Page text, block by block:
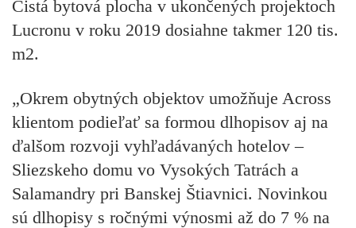
Čistá bytová plocha v ukončených projektoch
Lucronu v roku 2019 dosiahne takmer 120 tis.
m2.
„Okrem obytných objektov umožňuje Across
klientom podieľať sa formou dlhopisov aj na
ďalšom rozvoji vyhľadávaných hotelov –
Sliezskeho domu vo Vysokých Tatrách a
Salamandry pri Banskej Štiavnici. Novinkou
sú dlhopisy s ročnými výnosmi až do 7 % na